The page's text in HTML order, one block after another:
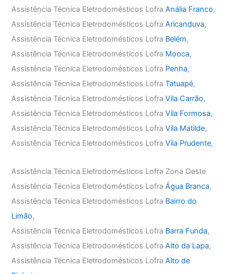
Assistência Técnica Eletrodomésticos LofraAnália Franco,
Assistência Técnica Eletrodomésticos LofraAricanduva,
Assistência Técnica Eletrodomésticos Lofra Belém,
Assistência Técnica Eletrodomésticos Lofra Mooca,
Assistência Técnica Eletrodomésticos Lofra Penha,
Assistência Técnica Eletrodomésticos LofraTatuapé,
Assistência Técnica Eletrodomésticos LofraVila Carrão,
Assistência Técnica Eletrodomésticos LofraVila Formosa,
Assistência Técnica Eletrodomésticos LofraVila Matilde,
Assistência Técnica Eletrodomésticos LofraVila Prudente,
Assistência Técnica Eletrodomésticos Lofra Zona Oeste
Assistência Técnica Eletrodomésticos LofraÁgua Branca,
Assistência Técnica Eletrodomésticos Lofra Bairro do
Limão,
Assistência Técnica Eletrodomésticos Lofra Barra Funda,
Assistência Técnica Eletrodomésticos LofraAlto da Lapa,
Assistência Técnica Eletrodomésticos LofraAlto de